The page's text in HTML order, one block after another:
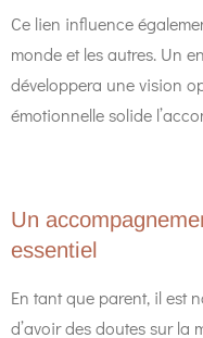
Ce lien influence
monde et les autres. Un
développera une vision
émotionnelle solide
Un
essentiel
En tant que parent, il est
d’avoir des doutes sur la